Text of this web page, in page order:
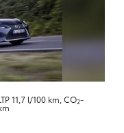
11,7 l/100 km, CO2-